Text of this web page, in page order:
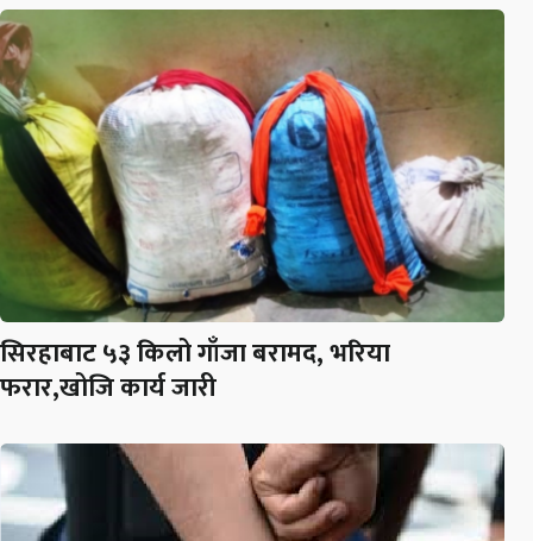
सिरहाबाट ५३ किलो गाँजा बरामद, भरिया
फरार,खोजि कार्य जारी